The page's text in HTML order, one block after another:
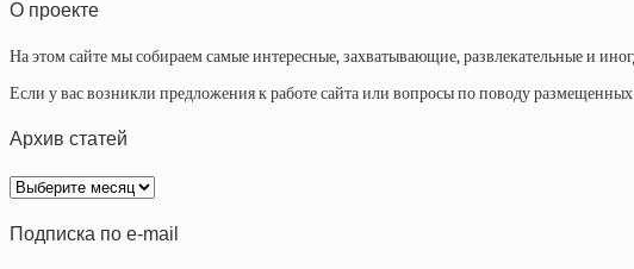
О проекте
На этом сайте мы собираем самые интересные, захватывающие, развлекательные и
Если у вас возникли предложения к работе сайта или вопросы по поводу
Архив статей
Архив
статей
Подписка по e-mail